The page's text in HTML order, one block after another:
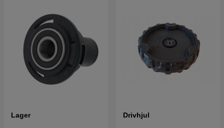
Lager Drivhjul